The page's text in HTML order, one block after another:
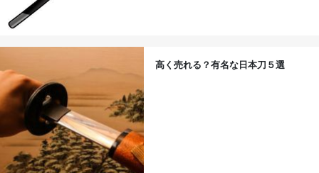
高く売れる？有名な日本刀５選